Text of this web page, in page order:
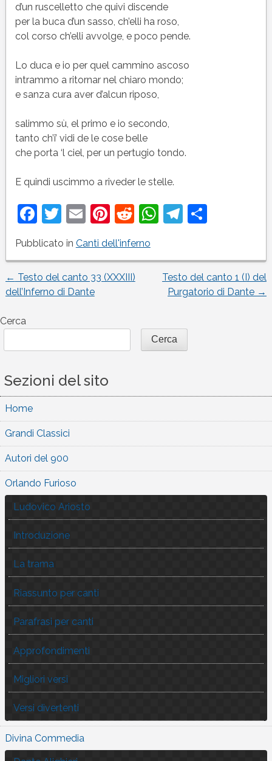
d’un ruscelletto che quivi discende
per la buca d’un sasso, ch’elli ha roso,
col corso ch’elli avvolge, e poco pende.
Lo duca e io per quel cammino ascoso
intrammo a ritornar nel chiaro mondo;
e sanza cura aver d’alcun riposo,
salimmo sù, el primo e io secondo,
tanto ch’i’ vidi de le cose belle
che porta ‘l ciel, per un pertugio tondo.
E quindi uscimmo a riveder le stelle.
Facebook
Twitter
EmailPinterest
Reddit
WhatsApp
Telegram
Pubblicato in Canti dell'inferno
Navigazione
articoli
← Testo del canto 33 (XXXIII)
dell’Inferno di Dante
Testo del canto 1 (I) del
Purgatorio di Dante →
Cerca
Cerca
Sezioni del sito
Home
Grandi Classici
Autori del 900
Orlando Furioso
Ludovico Ariosto
Introduzione
La trama
Riassunto per canti
Parafrasi per canti
Approfondimenti
Migliori versi
Versi divertenti
Divina Commedia